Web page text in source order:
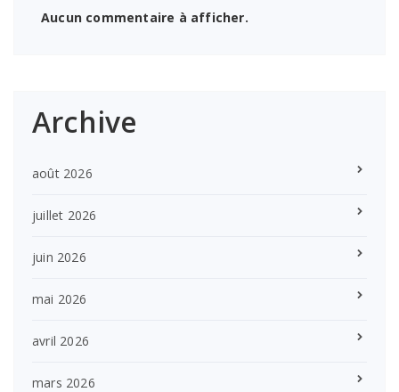
Aucun commentaire à afficher.
Archive
août 2026
juillet 2026
juin 2026
mai 2026
avril 2026
mars 2026